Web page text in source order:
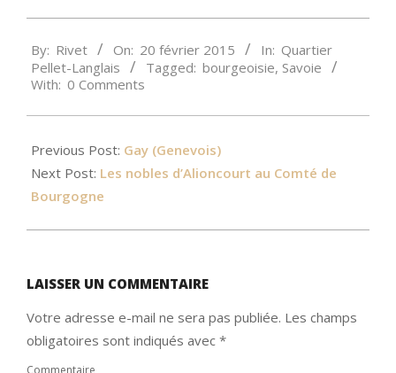
02-
20
By: Rivet On: 20 février 2015 In: Quartier
Pellet-Langlais
Tagged: bourgeoisie, Savoie
With: 0 Comments
Previous Post: Gay (Genevois)
Next Post: Les nobles d’Alioncourt au Comté de
Bourgogne
LAISSER UN COMMENTAIRE
Votre adresse e-mail ne sera pas publiée. Les champs
obligatoires sont indiqués avec *
Commentaire